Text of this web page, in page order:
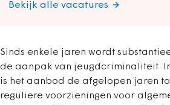
Bekijk alle vacatures
Sinds enkele jaren wordt
de aanpak van jeugdcriminaliteit.
is het aanbod de afgelopen jaren
reguliere voorzieningen voor